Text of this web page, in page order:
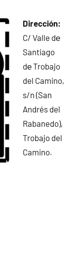
Dirección:
C/ Valle dе
Santiago
dе Trobajo
del Camino,
s/n (San
Andrés del
Rabanedo),
Trobajo del
Camino.